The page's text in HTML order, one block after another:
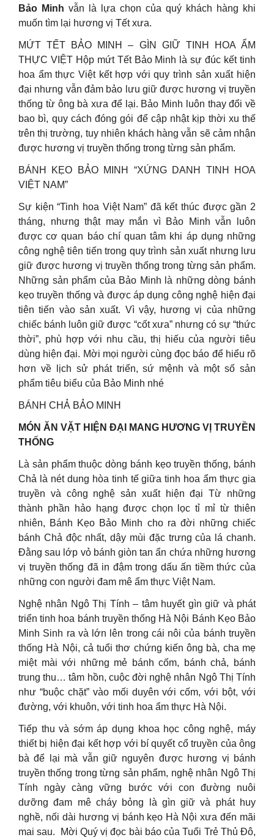
Bảo Minh vẫn là lựa chọn của quý khách hàng khi
muốn tìm lại hương vị Tết xưa.
MỨT TẾT BẢO MINH – GÌN GIỮ TINH HOA ẨM
THỰC VIỆT Hộp mứt Tết Bảo Minh là sự đúc kết tinh
hoa ẩm thực Việt kết hợp với quy trình sản xuất hiện
đại nhưng vẫn đảm bảo lưu giữ được hương vị truyền
thống từ ông bà xưa để lại. Bảo Minh luôn thay đổi về
bao bì, quy cách đóng gói để cập nhật kịp thời xu thế
trên thị trường, tuy nhiên khách hàng vẫn sẽ cảm nhận
được hương vị truyền thống trong từng sản phẩm.
BÁNH KẸO BẢO MINH “XỨNG DANH TINH HOA
VIỆT NAM”
Sự kiện “Tinh hoa Việt Nam” đã kết thúc được gần 2
tháng, nhưng thật may mắn vì Bảo Minh vẫn luôn
được cơ quan báo chí quan tâm khi áp dụng những
công nghệ tiên tiến trong quy trình sản xuất nhưng lưu
giữ được hương vị truyền thống trong từng sản phẩm.
Những sản phẩm của Bảo Minh là những dòng bánh
kẹo truyền thống và được áp dụng công nghệ hiện đại
tiên tiến vào sản xuất. Vì vậy, hương vị của những
chiếc bánh luôn giữ được “cốt xưa” nhưng có sự “thức
thời”, phù hợp với nhu cầu, thị hiếu của người tiêu
dùng hiện đại. Mời mọi người cùng đọc báo để hiểu rõ
hơn về lịch sử phát triển, sứ mệnh và một số sản
phẩm tiêu biểu của Bảo Minh nhé
BÁNH CHẢ BẢO MINH
MÓN ĂN VẶT HIỆN ĐẠI MANG HƯƠNG VỊ TRUYỀN
THỐNG
Là sản phẩm thuộc dòng bánh kẹo truyền thống, bánh
Chả là nét dung hòa tinh tế giữa tinh hoa ẩm thực gia
truyền và công nghệ sản xuất hiện đại Từ những
thành phần hảo hạng được chọn lọc tỉ mỉ từ thiên
nhiên, Bánh Kẹo Bảo Minh cho ra đời những chiếc
bánh Chả độc nhất, dậy mùi đặc trưng của lá chanh.
Đằng sau lớp vỏ bánh giòn tan ẩn chứa những hương
vị truyền thống đã in đậm trong dấu ấn tiềm thức của
những con người đam mê ẩm thực Việt Nam.
Nghệ nhân Ngô Thị Tính – tâm huyết gìn giữ và phát
triển tinh hoa bánh truyền thống Hà Nội Bánh Kẹo Bảo
Minh Sinh ra và lớn lên trong cái nôi của bánh truyền
thống Hà Nội, cả tuổi thơ chứng kiến ông bà, cha mẹ
miệt mài với những mẻ bánh cốm, bánh chả, bánh
trung thu… tâm hồn, cuộc đời nghệ nhân Ngô Thị Tính
như “buộc chặt” vào mối duyên với cốm, với bột, với
đường, với khuôn, với tinh hoa ẩm thực Hà Nội.
Tiếp thu và sớm áp dụng khoa học công nghệ, máy
thiết bị hiện đại kết hợp với bí quyết cổ truyền của ông
bà để lại mà vẫn giữ nguyên được hương vị bánh
truyền thống trong từng sản phẩm, nghệ nhân Ngô Thị
Tính ngày càng vững bước với con đường nuôi
dưỡng đam mê cháy bỏng là gìn giữ và phát huy
nghề, nối dài hương vị bánh kẹo Hà Nội xưa đến mãi
mai sau. Mời Quý vị đọc bài báo của Tuổi Trẻ Thủ Đô,